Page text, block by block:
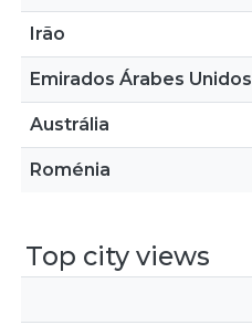
Irão
Emirados Árabes Unidos
Austrália
Roménia
Top city views